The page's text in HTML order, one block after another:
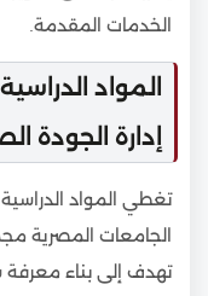
الخدمات المقدمة.
المواد
إدارة الجودة
تغطي المواد
الجامعات المصرية
تهدف إلى بناء معرفة